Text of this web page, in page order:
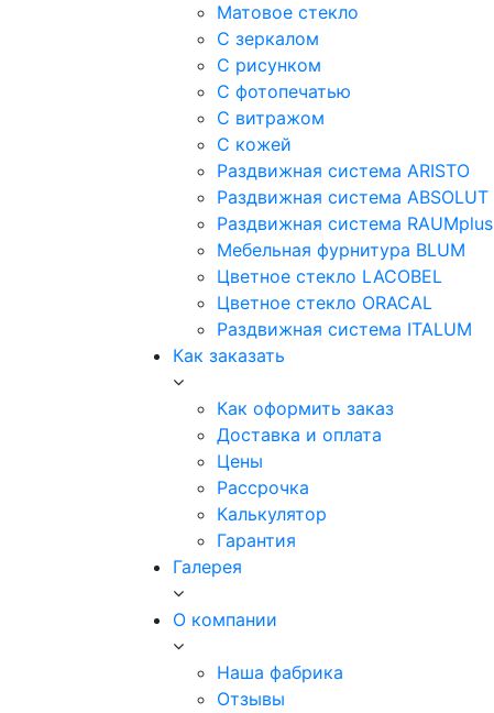
Матовое стекло
С зеркалом
С рисунком
С фотопечатью
С витражом
С кожей
Раздвижная система ARISTO
Раздвижная система ABSOLUT
Раздвижная система RAUMplus
Мебельная фурнитура BLUM
Цветное стекло LACOBEL
Цветное стекло ORACAL
Раздвижная система ITALUM
Как заказать
Как оформить заказ
Доставка и оплата
Цены
Рассрочка
Калькулятор
Гарантия
Галерея
О компании
Наша фабрика
Отзывы